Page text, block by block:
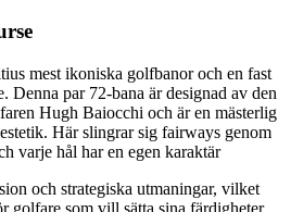
mest ikoniska golfbanor och en fast
Denna par 72-bana är designad av den
Hugh Baiocchi och är en mästerlig
Här slingrar sig fairways genom
varje hål har en egen karaktär
och strategiska utmaningar, vilket
golfare som vill sätta sina färdigheter